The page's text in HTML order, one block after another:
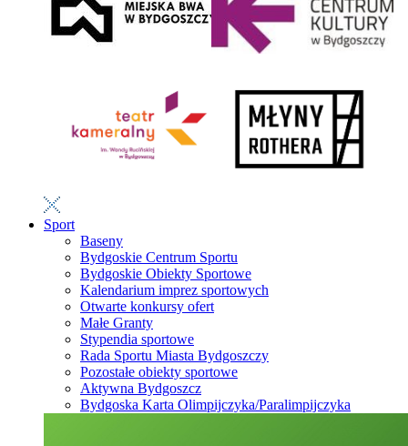
Sport
Baseny
Bydgoskie Centrum Sportu
Bydgoskie Obiekty Sportowe
Kalendarium imprez sportowych
Otwarte konkursy ofert
Małe Granty
Stypendia sportowe
Rada Sportu Miasta Bydgoszczy
Pozostałe obiekty sportowe
Aktywna Bydgoszcz
Bydgoska Karta Olimpijczyka/Paralimpijczyka